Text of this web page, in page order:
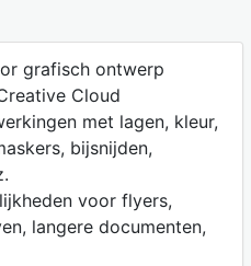
grafisch ontwerp
Cloud
met lagen, kleur,
bijsnijden,
voor flyers,
langere documenten,